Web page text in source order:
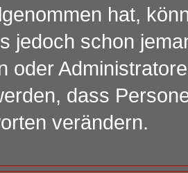
hat,
jedoch schon
oder
dass
verändern.